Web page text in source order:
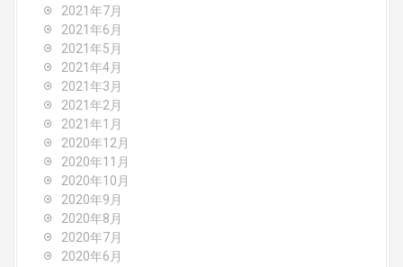
2021年7月
2021年6月
2021年5月
2021年4月
2021年3月
2021年2月
2021年1月
2020年12月
2020年11月
2020年10月
2020年9月
2020年8月
2020年7月
2020年6月